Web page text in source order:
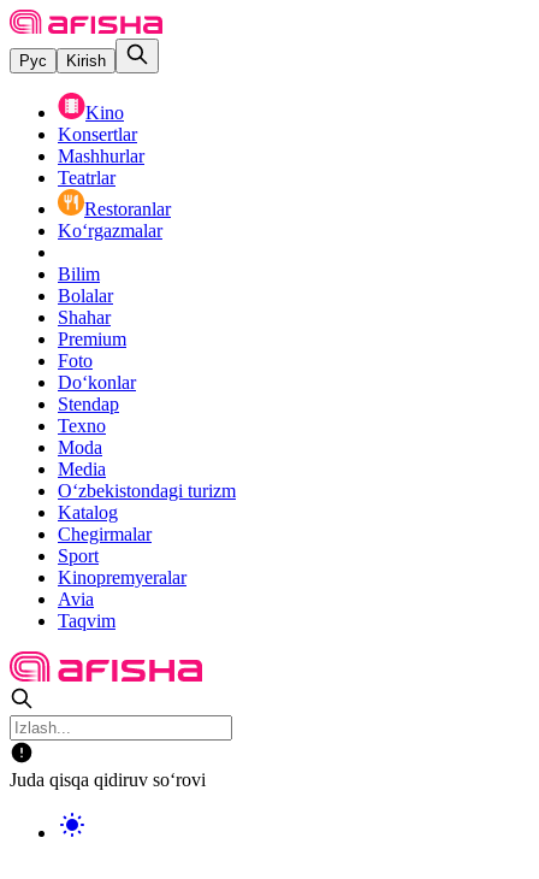
Рус Kirish
Kino
Konsertlar
Mashhurlar
Teatrlar
Restoranlar
Ko‘rgazmalar
Bilim
Bolalar
Shahar
Premium
Foto
Do‘konlar
Stendap
Texno
Moda
Media
O‘zbekistondagi turizm
Katalog
Chegirmalar
Sport
Kinopremyeralar
Avia
Taqvim
Juda qisqa qidiruv so‘rovi